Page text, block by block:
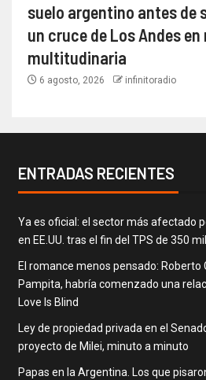
suelo argentino antes de
un cruce de Los Andes
multitudinaria
6 agosto, 2026 infinitoradio
ENTRADAS RECIENTES
Ya es oficial: el sector más afectado
en EE.UU. tras el fin del TPS de 350
El romance menos pensado: Roberto
Pampita, habría comenzado una
Love Is Blind
Ley de propiedad privada en el
proyecto de Milei, minuto a minuto
Papas en la Argentina. Los que